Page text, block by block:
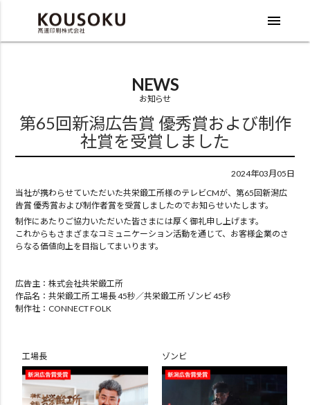
menu
NEWS
お知らせ
第65回新潟広告賞 優秀賞および制作
社賞を受賞しました
2024年03月05日
当社が携わらせていただいた共栄鍛工所様のテレビCMが、第65回新潟広
告賞 優秀賞および制作者賞を受賞しましたのでお知らせいたします。
制作にあたりご協力いただいた皆さまには厚く御礼申し上げます。
これからもさまざまなコミュニケーション活動を通じて、お客様企業のさ
らなる価値向上を目指してまいります。
広告主：株式会社共栄鍛工所
作品名：共栄鍛工所 工場長 45秒／共栄鍛工所 ゾンビ 45秒
制作社：CONNECT FOLK
工場長 ゾンビ